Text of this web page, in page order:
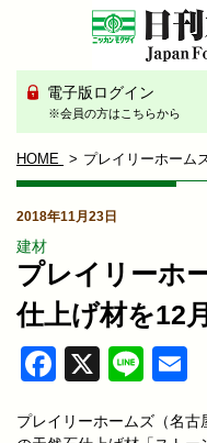
電子版ログイン
※会員の方はこちらから
HOME プレイリーホーム
2018年11月23日
建材
プレイリーホ
仕上げ材を12
Facebook
X Line
プレイリーホームズ（名